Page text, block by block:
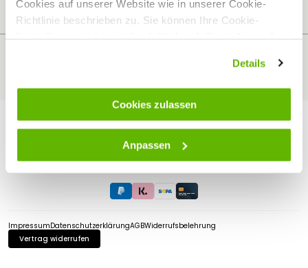
Cookies auf unserer Website wie in unserer Cookie-
Richtlinie beschrieben zu. Sie können Ihre Cookie-
Details
Cookies zulassen
Anpassen
Spielwaren
SALE
Zaunlexikon
Registrieren
Wunschzettel
Kundenservice
Verpackungsgesetz (VerpackG)
Hinweise zur Batterieentsorgung
EU - Online Dispute Resolution
ImpressumDatenschutzerklärungAGBWiderrufsbelehrung
Vertrag widerrufen